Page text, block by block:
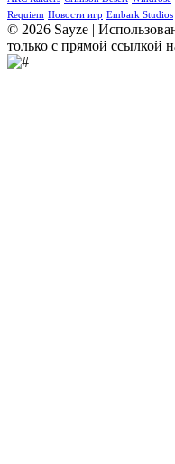
Requiem Новости игр Embark Studios
© 2026 Sayze |
только с прямой ссылкой